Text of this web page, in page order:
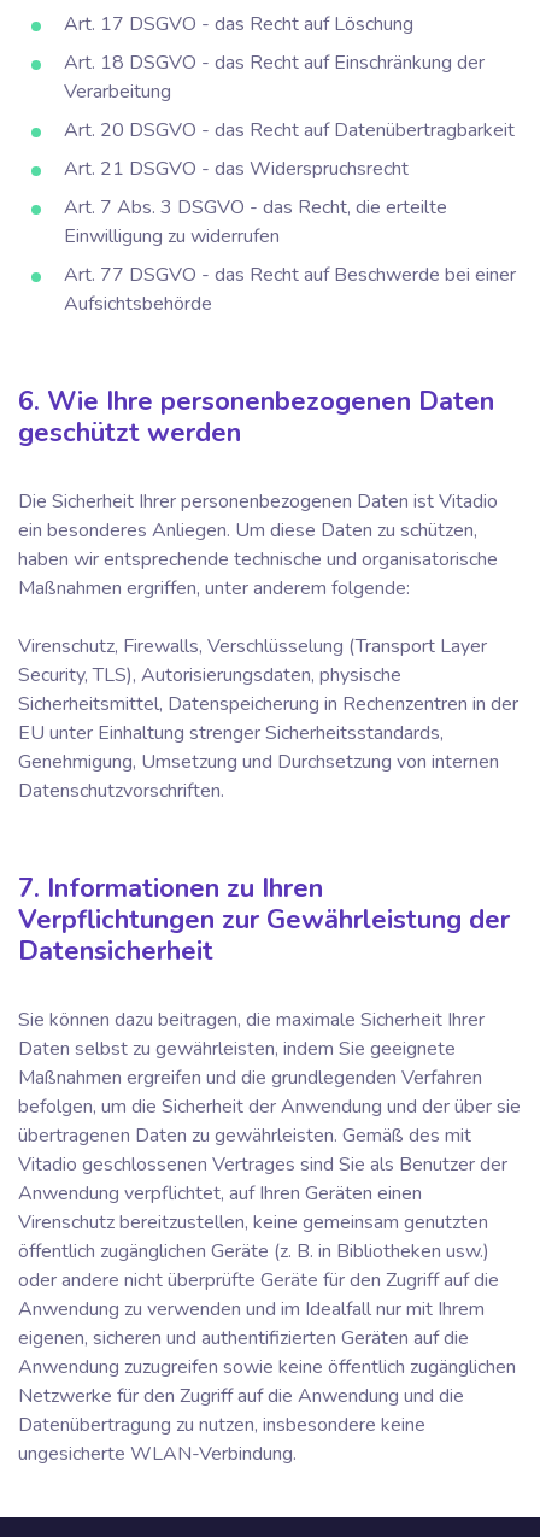
Art. 17 DSGVO - das Recht auf Löschung
Art. 18 DSGVO - das Recht auf Einschränkung der
Verarbeitung
Art. 20 DSGVO - das Recht auf Datenübertragbarkeit
Art. 21 DSGVO - das Widerspruchsrecht
Art. 7 Abs. 3 DSGVO - das Recht, die erteilte
Einwilligung zu widerrufen
Art. 77 DSGVO - das Recht auf Beschwerde bei einer
Aufsichtsbehörde
6. Wie Ihre personenbezogenen Daten
geschützt werden
Die Sicherheit Ihrer personenbezogenen Daten ist Vitadio
ein besonderes Anliegen. Um diese Daten zu schützen,
haben wir entsprechende technische und organisatorische
Maßnahmen ergriffen, unter anderem folgende:
Virenschutz, Firewalls, Verschlüsselung (Transport Layer
Security, TLS), Autorisierungsdaten, physische
Sicherheitsmittel, Datenspeicherung in Rechenzentren in der
EU unter Einhaltung strenger Sicherheitsstandards,
Genehmigung, Umsetzung und Durchsetzung von internen
Datenschutzvorschriften.
7. Informationen zu Ihren
Verpflichtungen zur Gewährleistung der
Datensicherheit
Sie können dazu beitragen, die maximale Sicherheit Ihrer
Daten selbst zu gewährleisten, indem Sie geeignete
Maßnahmen ergreifen und die grundlegenden Verfahren
befolgen, um die Sicherheit der Anwendung und der über sie
übertragenen Daten zu gewährleisten. Gemäß des mit
Vitadio geschlossenen Vertrages sind Sie als Benutzer der
Anwendung verpflichtet, auf Ihren Geräten einen
Virenschutz bereitzustellen, keine gemeinsam genutzten
öffentlich zugänglichen Geräte (z. B. in Bibliotheken usw.)
oder andere nicht überprüfte Geräte für den Zugriff auf die
Anwendung zu verwenden und im Idealfall nur mit Ihrem
eigenen, sicheren und authentifizierten Geräten auf die
Anwendung zuzugreifen sowie keine öffentlich zugänglichen
Netzwerke für den Zugriff auf die Anwendung und die
Datenübertragung zu nutzen, insbesondere keine
ungesicherte WLAN-Verbindung.